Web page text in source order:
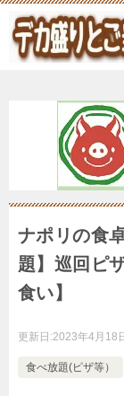
ナポリの食
題】巡回ピ
食い】
更新日:2023年4月18
食べ放題(ピザ等）